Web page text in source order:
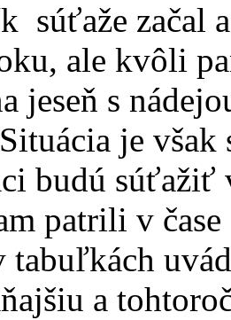
súťaže začal
ale kvôli
jeseň s
je
budú súťažiť
patrili v
tabuľkách
a